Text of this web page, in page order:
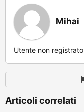
Mihai
Utente non registrato
Articoli correlati